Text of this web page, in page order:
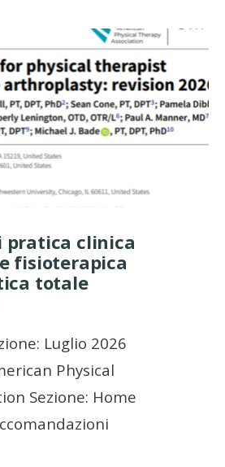
pratica clinica
fisioterapica
totale
Luglio 2026
Physical
Sezione: Home